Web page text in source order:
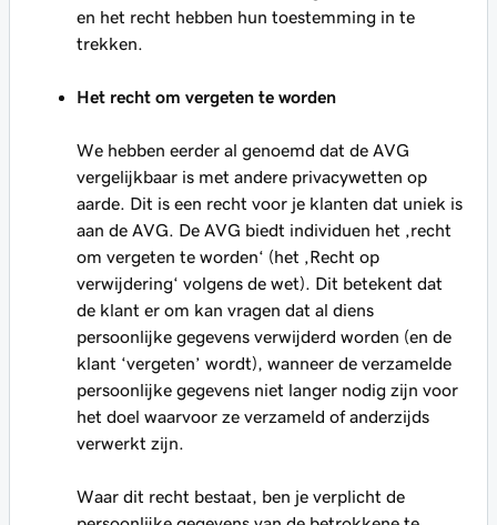
en het recht hebben hun toestemming in te
trekken.
Het recht om vergeten te worden
We hebben eerder al genoemd dat de AVG
vergelijkbaar is met andere privacywetten op
aarde. Dit is een recht voor je klanten dat uniek is
aan de AVG. De AVG biedt individuen het ‚recht
om vergeten te worden‘ (het ‚Recht op
verwijdering‘ volgens de wet). Dit betekent dat
de klant er om kan vragen dat al diens
persoonlijke gegevens verwijderd worden (en de
klant ‘vergeten’ wordt), wanneer de verzamelde
persoonlijke gegevens niet langer nodig zijn voor
het doel waarvoor ze verzameld of anderzijds
verwerkt zijn.
Waar dit recht bestaat, ben je verplicht de